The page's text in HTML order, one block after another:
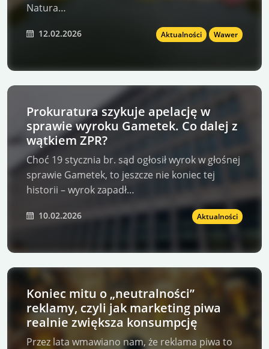
Natura…
12.02.2026 Aktualności Wawer
Prokuratura szykuje apelację w
sprawie wyroku Gametek. Co dalej z
wątkiem ZPR?
Choć 19 stycznia br. sąd ogłosił wyrok w głośnej
sprawie Gametek, to jeszcze nie koniec tej
historii – wyrok zapadł…
10.02.2026 Aktualności
Koniec mitu o „neutralności”
reklamy, czyli jak marketing piwa
realnie zwiększa konsumpcję
Przez lata wmawiano nam, że reklama piwa to